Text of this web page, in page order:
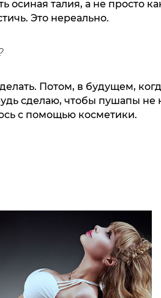
осиная талия, а не просто
Это нереально.
Потом, в будущем,
сделаю, чтобы пушапы не
с помощью косметики.